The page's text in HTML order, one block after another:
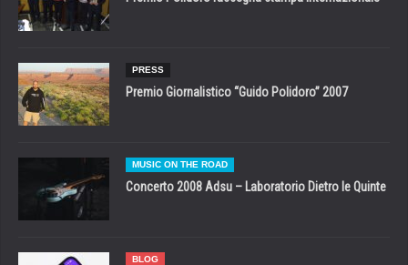
PRESS
Premio Giornalistico “Guido Polidoro” 2007
MUSIC ON THE ROAD
Concerto 2008 Adsu – Laboratorio Dietro le Quinte
BLOG